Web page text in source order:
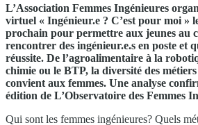
L’Association Femmes Ingénieures
virtuel « Ingénieur.e ? C’est pour moi »
prochain pour permettre aux jeunes au
rencontrer des ingénieur.e.s en poste et
réussite. De l’agroalimentaire à la
chimie ou le BTP, la diversité des
convient aux femmes. Une analyse
édition de L’Observatoire des Femmes
Qui sont les femmes ingénieures? Quels